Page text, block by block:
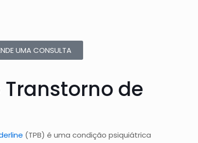
UMA CONSULTA
de
(TPB) é uma condição psiquiátrica